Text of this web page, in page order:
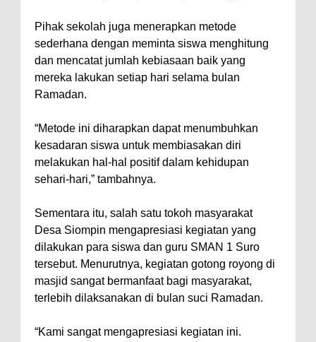
Pihak sekolah juga menerapkan metode
sederhana dengan meminta siswa menghitung
dan mencatat jumlah kebiasaan baik yang
mereka lakukan setiap hari selama bulan
Ramadan.
“Metode ini diharapkan dapat menumbuhkan
kesadaran siswa untuk membiasakan diri
melakukan hal-hal positif dalam kehidupan
sehari-hari,” tambahnya.
Sementara itu, salah satu tokoh masyarakat
Desa Siompin mengapresiasi kegiatan yang
dilakukan para siswa dan guru SMAN 1 Suro
tersebut. Menurutnya, kegiatan gotong royong di
masjid sangat bermanfaat bagi masyarakat,
terlebih dilaksanakan di bulan suci Ramadan.
“Kami sangat mengapresiasi kegiatan ini.